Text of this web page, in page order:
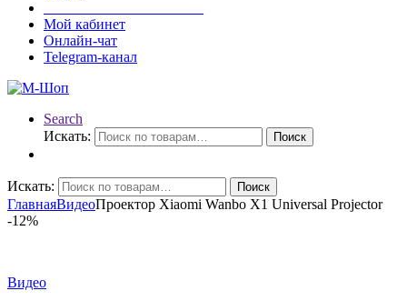
Мой кабинет
Онлайн-чат
Telegram-канал
Search
Искать:
Поиск
Искать: Поиск
ГлавнаяВидеоПроектор Xiaomi Wanbo X1 Universal Projector
-12%
Видео